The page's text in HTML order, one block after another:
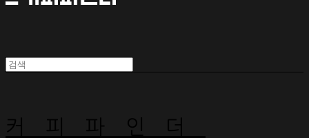
커피파인더